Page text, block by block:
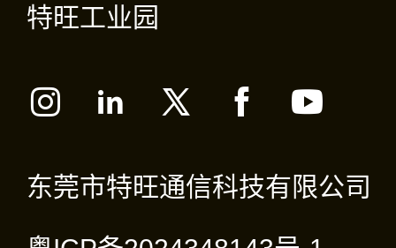
特旺工业园
东莞市特旺通信科技有限公司